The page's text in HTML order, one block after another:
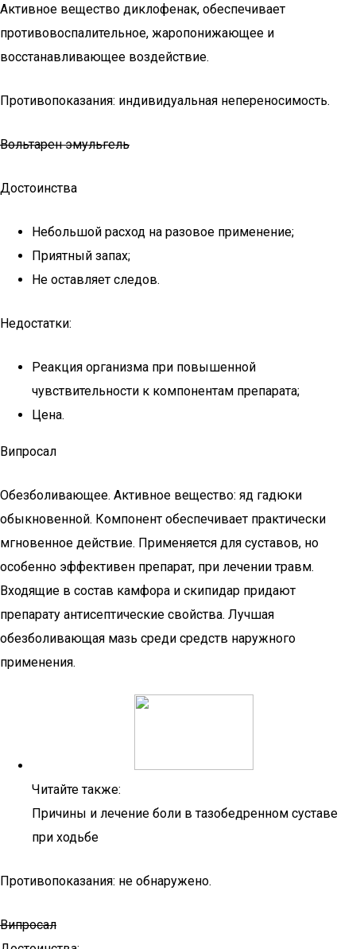
Активное вещество диклофенак, обеспечивает
противовоспалительное, жаропонижающее и
восстанавливающее воздействие.
Противопоказания: индивидуальная непереносимость.
Вольтарен эмульгель
Достоинства
Небольшой расход на разовое применение;
Приятный запах;
Не оставляет следов.
Недостатки:
Реакция организма при повышенной
чувствительности к компонентам препарата;
Цена.
Випросал
Обезболивающее. Активное вещество: яд гадюки
обыкновенной. Компонент обеспечивает практически
мгновенное действие. Применяется для суставов, но
особенно эффективен препарат, при лечении травм.
Входящие в состав камфора и скипидар придают
препарату антисептические свойства. Лучшая
обезболивающая мазь среди средств наружного
применения.
Читайте также:
Причины и лечение боли в тазобедренном суставе
при ходьбе
Противопоказания: не обнаружено.
Випросал